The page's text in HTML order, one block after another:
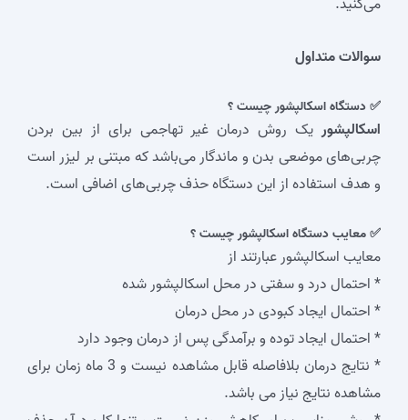
سوالات متداول
✅ دستگاه اسکالپشور چیست ؟
اسکالپشوریک روش درمان غیر تهاجمی برای از بین بردن
چربی‌های موضعی بدن و ماندگار می‌باشد که مبتنی بر لیزر است
و هدف استفاده از این دستگاه حذف چربی‌های اضافی است.
✅ معایب دستگاه اسکالپشور چیست ؟
معایب اسکالپشور عبارتند از
* احتمال درد و سفتی در محل اسکالپشور شده
* احتمال ایجاد کبودی در محل درمان
* احتمال ایجاد توده و برآمدگی پس از درمان وجود دارد
* نتایج درمان بلافاصله قابل مشاهده نیست و 3 ماه زمان برای
مشاهده نتایج نیاز می باشد.